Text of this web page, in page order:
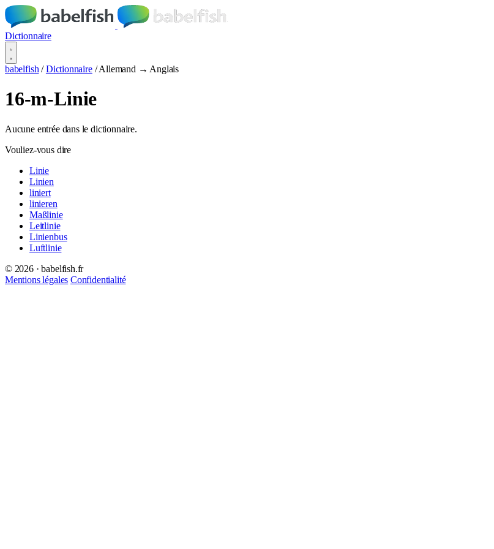
Dictionnaire
babelfish / Dictionnaire / Allemand → Anglais
16-m-Linie
Aucune entrée dans le dictionnaire.
Vouliez-vous dire
Linie
Linien
liniert
linieren
Maßlinie
Leitlinie
Linienbus
Luftlinie
© 2026 · babelfish.fr
Mentions légales Confidentialité